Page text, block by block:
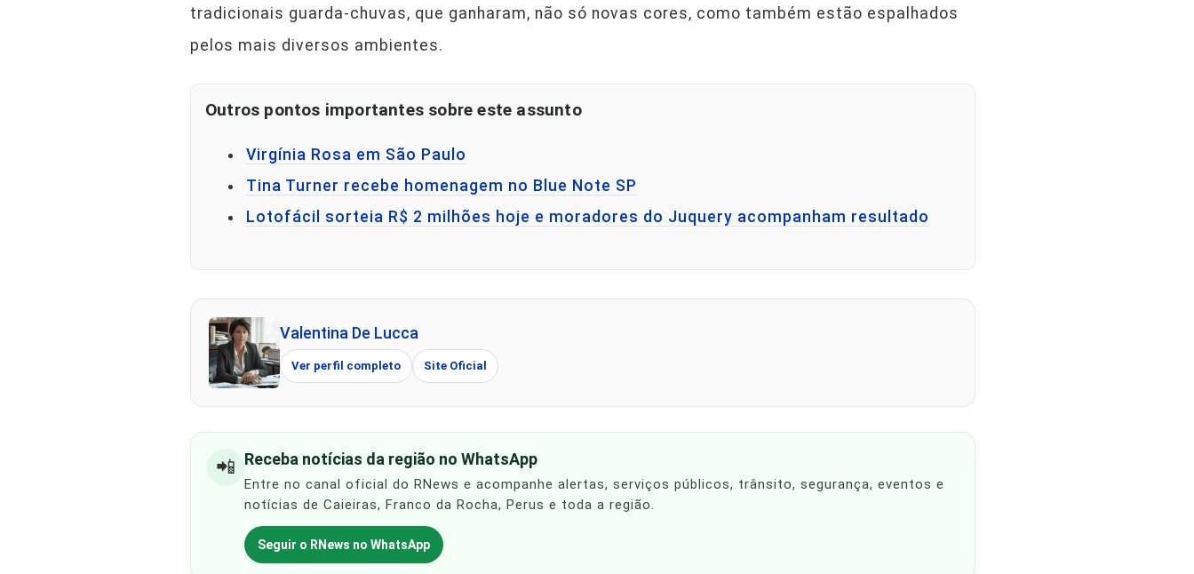
tradicionais guarda-chuvas, que ganharam, não só novas cores, como também estão espalhados
pelos mais diversos ambientes.
Outros pontos importantes sobre este assunto
Virgínia Rosa em São Paulo
Tina Turner recebe homenagem no Blue Note SP
Lotofácil sorteia R$ 2 milhões hoje e moradores do Juquery acompanham resultado
Valentina De Lucca
Ver perfil completo Site Oficial
📲 Receba notícias da região no WhatsApp
Entre no canal oficial do RNews e acompanhe alertas, serviços públicos, trânsito, segurança, eventos e
notícias de Caieiras, Franco da Rocha, Perus e toda a região.
Seguir o RNews no WhatsApp